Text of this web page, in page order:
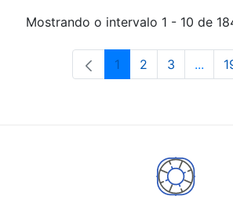
Mostrando o intervalo 1 - 10 de
Páxina
1 Páxina
2 Páxina
3 ...